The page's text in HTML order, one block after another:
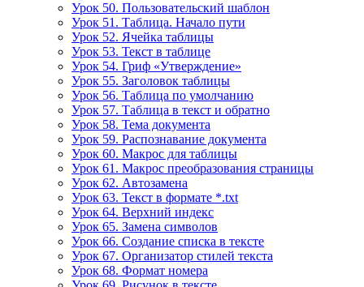
Урок 50. Пользовательский шаблон
Урок 51. Таблица. Начало пути
Урок 52. Ячейка таблицы
Урок 53. Текст в таблице
Урок 54. Гриф «Утверждение»
Урок 55. Заголовок таблицы
Урок 56. Таблица по умолчанию
Урок 57. Таблица в текст и обратно
Урок 58. Тема документа
Урок 59. Распознавание документа
Урок 60. Макрос для таблицы
Урок 61. Макрос преобразования страницы
Урок 62. Автозамена
Урок 63. Текст в формате *.txt
Урок 64. Верхний индекс
Урок 65. Замена символов
Урок 66. Создание списка в тексте
Урок 67. Организатор стилей текста
Урок 68. Формат номера